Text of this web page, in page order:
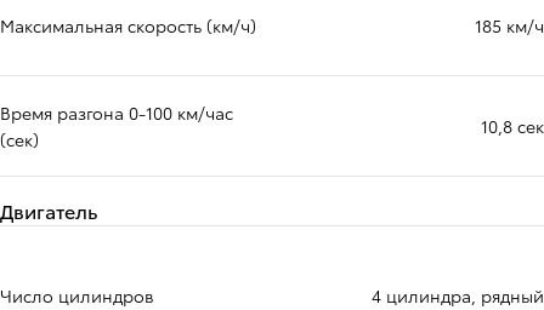
Максимальная скорость (км/ч) 185 км/ч
Время разгона 0-100 км/час
(сек)
10,8 сек
Двигатель
Число цилиндров 4 цилиндра, рядный